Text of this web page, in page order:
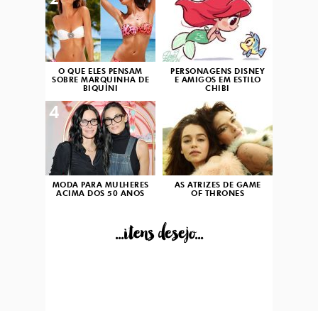
O QUE ELES PENSAM
SOBRE MARQUINHA DE
BIQUÍNI
PERSONAGENS DISNEY
E AMIGOS EM ESTILO
CHIBI
MODA PARA MULHERES
ACIMA DOS 50 ANOS
4
AS ATRIZES DE GAME
OF THRONES
...itens desejo...